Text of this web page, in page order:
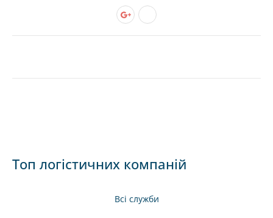
Топ логістичних компаній
Всі служби